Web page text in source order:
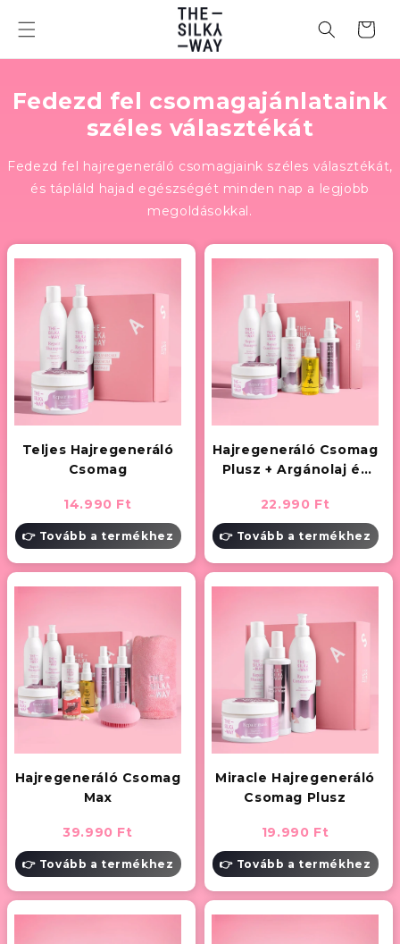
tartalomhoz
Kosár
Fedezd fel csomagajánlataink
széles választékát
Fedezd fel hajregeneráló csomagjaink széles választékát,
és tápláld hajad egészségét minden nap a legjobb
megoldásokkal.
Teljes Hajregeneráló
Csomag
14.990 Ft
👉 Tovább a termékhez
Hajregeneráló Csomag
Plusz + Argánolaj és
22.990 Ft
👉 Tovább a termékhez
Hajregeneráló Csomag
Max
39.990 Ft
👉 Tovább a termékhez
Miracle Hajregeneráló
Csomag Plusz
19.990 Ft
👉 Tovább a termékhez